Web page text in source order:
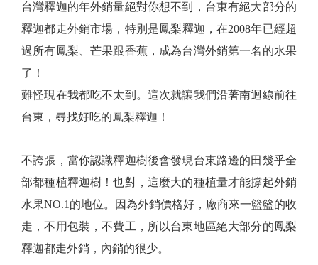
台灣釋迦的年外銷量絕對你想不到，台東有絕大部分的
釋迦都走外銷市場，特別是鳳梨釋迦，在2008年已經超
過所有鳳梨、芒果跟香蕉，成為台灣外銷第一名的水果
了！
難怪現在我都吃不太到。這次就讓我們沿著南迴線前往
台東，尋找好吃的鳳梨釋迦！
不誇張，當你認識釋迦樹後會發現台東路邊的田幾乎全
部都種植釋迦樹！也對，這麼大的種植量才能撐起外銷
水果NO.1的地位。因為外銷價格好，廠商來一籃籃的收
走，不用包裝，不費工，所以台東地區絕大部分的鳳梨
釋迦都走外銷，內銷的很少。